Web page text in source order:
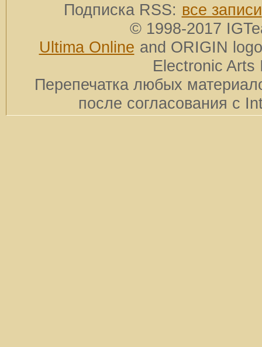
Подписка RSS: все записи
© 1998-2017
Ultima Online and ORIGIN
Electronic Arts
Перепечатка любых
после согласования с